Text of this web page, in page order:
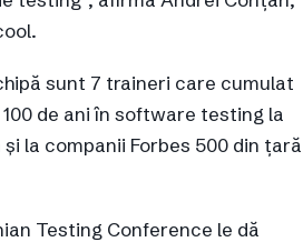
sunt 7 traineri care cumulat
de ani în software testing la
la companii Forbes 500 din țară
Testing Conference le dă